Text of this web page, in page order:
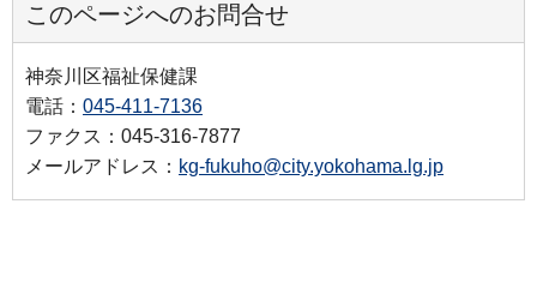
このページへのお問合せ
神奈川区福祉保健課
電話： 045-411-7136
ファクス：045-316-7877
メールアドレス： kg-fukuho@city.yokohama.lg.jp